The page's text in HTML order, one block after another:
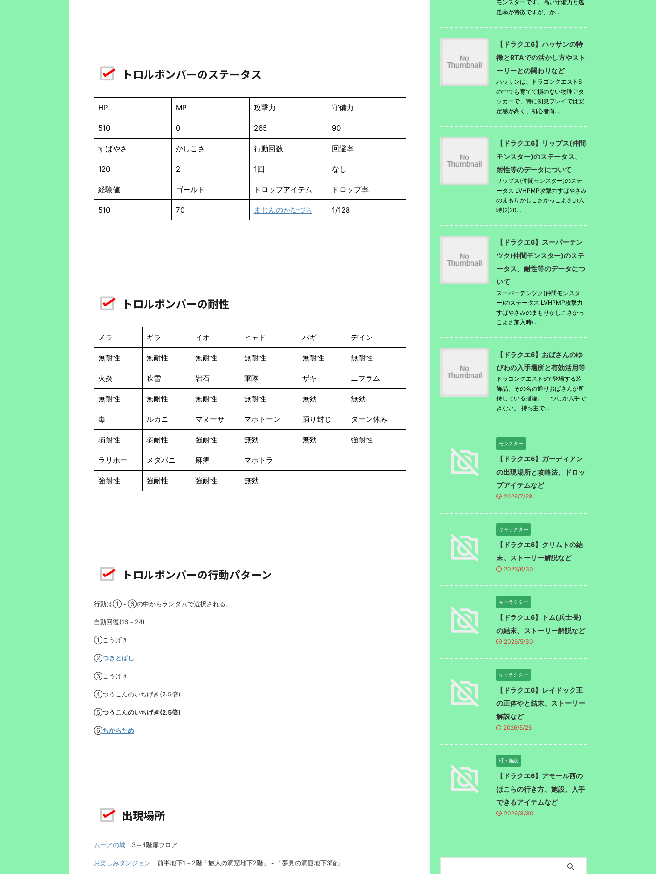
トロルボンバーのステータス
HP MP 攻撃力 守備力
510 0 265 90
すばやさ かしこさ 行動回数 回避率
120 2 1回 なし
経験値 ゴールド ドロップアイテム ドロップ率
510 70 まじんのかなづち 1/128
トロルボンバーの耐性
メラ ギラ イオ ヒャド バギ デイン
無耐性 無耐性 無耐性 無耐性 無耐性 無耐性
火炎 吹雪 岩石 軍隊 ザキ ニフラム
無耐性 無耐性 無耐性 無耐性 無効 無効
毒 ルカニ マヌーサ マホトーン 踊り封じ ターン休み
弱耐性 弱耐性 強耐性 無効 無効 強耐性
ラリホー メダパニ 麻痺 マホトラ
強耐性 強耐性 強耐性 無効
トロルボンバーの行動パターン
行動は①～⑥の中からランダムで選択される。
自動回復(16～24)
①こうげき
②つきとばし
③こうげき
④つうこんのいちげき(2.5倍)
⑤つうこんのいちげき(2.5倍)
⑥ちからため
出現場所
ムーアの城 3～4階扉フロア
お楽しみダンジョン 前半地下1～2階「旅人の洞窟地下2階」～「夢見の洞窟地下3階」
モンスターです。高い守備力と逃
走率が特徴ですが、か...
【ドラクエ6】ハッサンの特
徴とRTAでの活かし方やスト
ーリーとの関わりなど
ハッサンは、ドラゴンクエスト6
の中でも育てて損のない物理アタ
ッカーで、特に初見プレイでは安
定感が高く、初心者向...
【ドラクエ6】リップス(仲間
モンスター)のステータス、
耐性等のデータについて
リップス(仲間モンスター)のステ
ータス LVHPMP攻撃力すばやさみ
のまもりかしこさかっこよさ加入
時(2)20...
【ドラクエ6】スーパーテン
ツク(仲間モンスター)のステ
ータス、耐性等のデータにつ
いて
スーパーテンツク(仲間モンスタ
ー)のステータス LVHPMP攻撃力
すばやさみのまもりかしこさかっ
こよさ加入時(...
【ドラクエ6】おばさんのゆ
びわの入手場所と有効活用等
ドラゴンクエスト6で登場する装
飾品。その名の通りおばさんが所
持している指輪。 一つしか入手で
きない。 持ち主で...
モンスター
【ドラクエ6】ガーディアン
の出現場所と攻略法、ドロッ
プアイテムなど
2026/7/28
キャラクター
【ドラクエ6】クリムトの結
末、ストーリー解説など
2026/6/30
キャラクター
【ドラクエ6】トム(兵士長)
の結末、ストーリー解説など
2026/5/30
キャラクター
【ドラクエ6】レイドック王
の正体やと結末、ストーリー
解説など
2026/5/26
町・施設
【ドラクエ6】アモール西の
ほこらの行き方、施設、入手
できるアイテムなど
2026/3/30